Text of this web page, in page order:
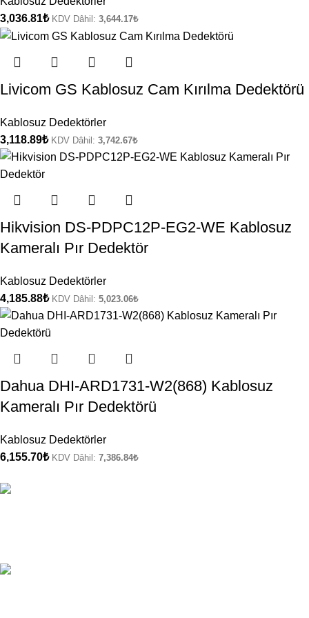
3,036.81₺ KDV Dâhil: 3,644.17₺
Livicom GS Kablosuz Cam Kırılma Dedektörü
Kablosuz Dedektörler
3,118.89₺ KDV Dâhil: 3,742.67₺
Hikvision DS-PDPC12P-EG2-WE Kablosuz
Kameralı Pır Dedektör
Kablosuz Dedektörler
4,185.88₺ KDV Dâhil: 5,023.06₺
Dahua DHI-ARD1731-W2(868) Kablosuz
Kameralı Pır Dedektörü
Kablosuz Dedektörler
6,155.70₺ KDV Dâhil: 7,386.84₺